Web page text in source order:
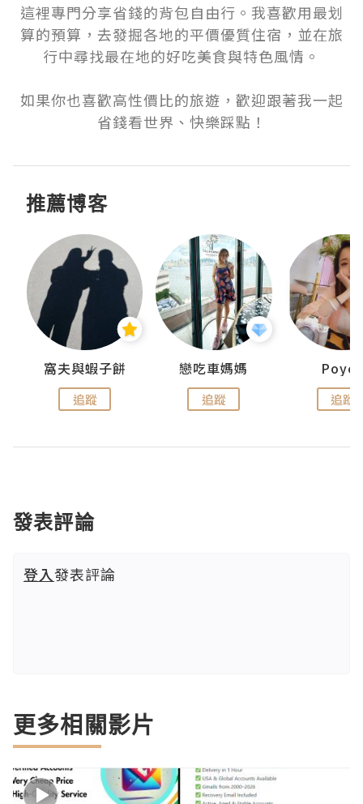
這裡專門分享省錢的背包自由行。我喜歡用最划
算的預算，去發掘各地的平價優質住宿，並在旅
行中尋找最在地的好吃美食與特色風情。
如果你也喜歡高性價比的旅遊，歡迎跟著我一起
省錢看世界、快樂踩點！
推薦博客
窩夫與蝦子餅
追蹤
戀吃車媽媽
追蹤 追蹤
發表評論
登入發表評論
更多相關影片